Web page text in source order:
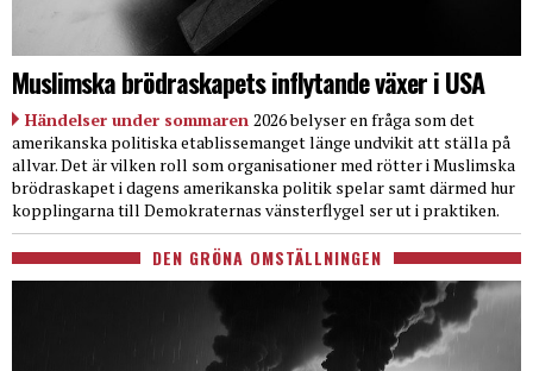
Muslimska brödraskapets inflytande växer i USA
Händelser under sommaren 2026 belyser en fråga som det
amerikanska politiska etablissemanget länge undvikit att ställa på
allvar. Det är vilken roll som organisationer med rötter i Muslimska
brödraskapet i dagens amerikanska politik spelar samt därmed hur
kopplingarna till Demokraternas vänsterflygel ser ut i praktiken.
DEN GRÖNA OMSTÄLLNINGEN